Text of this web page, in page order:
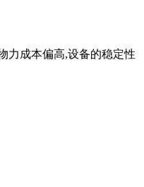
力成本偏高,设备的稳定性